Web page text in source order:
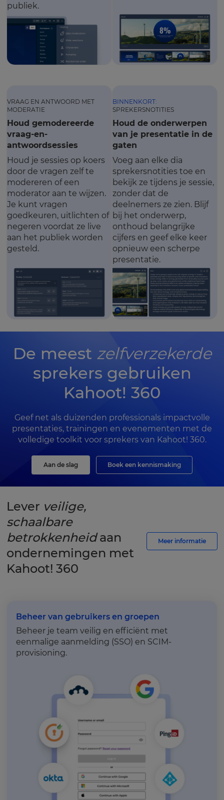
publiek.
VRAAG EN ANTWOORD MET
MODERATIE
Houd gemodereerde
vraag-en-
antwoordsessies
Houd je sessies op koers
door de vragen zelf te
modereren of een
moderator aan te wijzen.
Je kunt vragen
goedkeuren, uitlichten of
negeren voordat ze live
aan het publiek worden
gesteld.
BINNENKORT:
SPREKERSNOTITIES
Houd de onderwerpen
van je presentatie in de
gaten
Voeg aan elke dia
sprekersnotities toe en
bekijk ze tijdens je sessie,
zonder dat de
deelnemers ze zien. Blijf
bij het onderwerp,
onthoud belangrijke
cijfers en geef elke keer
opnieuw een scherpe
presentatie.
De meest zelfverzekerde
sprekers gebruiken
Kahoot! 360
Geef net als duizenden professionals impactvolle
presentaties, trainingen en evenementen met de
volledige toolkit voor sprekers van Kahoot! 360.
Aan de slag Boek een kennismaking
Lever veilige,
schaalbare
betrokkenheidaan
ondernemingen met
Kahoot! 360
Meer informatie
Beheer van gebruikers en groepen
Beheer je team veilig en efficiënt met
eenmalige aanmelding (SSO) en SCIM-
provisioning.